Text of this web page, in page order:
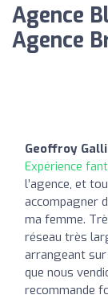
Agence
Agence
Geoffroy Galli
Expérience
l’agence, et
accompagner
ma femme.
réseau très
arrangeant
que nous
recommande